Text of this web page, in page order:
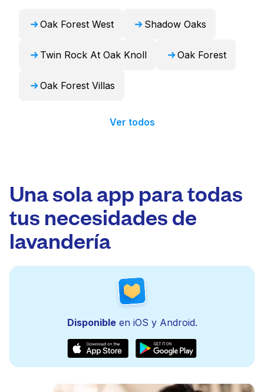
Oak Forest West Shadow Oaks
Twin Rock At Oak Knoll Oak Forest
Oak Forest Villas
Ver todos
Una sola app para todas
tus necesidades de
lavandería
Disponibleen iOS y Android.